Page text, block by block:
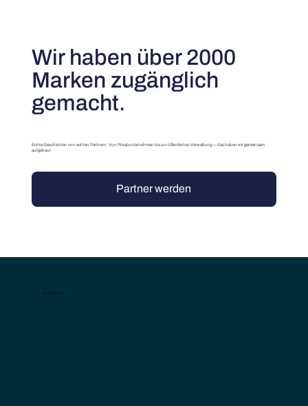
Wir haben über 2000
Marken zugänglich
gemacht.
Echte Geschichten von echten Partnern. Von Privatunternehmen bis zur öffentlichen Verwaltung — das haben wir gemeinsam
aufgebaut.
Partner werden
Erwähnt in